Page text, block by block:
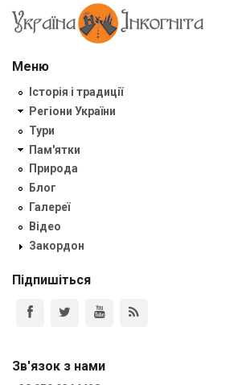
Меню
Історія і традиції
Регіони України
Тури
Пам'ятки
Природа
Блог
Галереї
Відео
Закордон
Підпишіться
Зв'язок з нами